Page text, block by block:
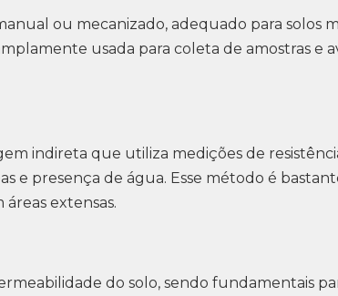
ou mecanizado, adequado para solos
usada para coleta de amostras e
indireta que utiliza medições de
e presença de água. Esse método é
extensas.
do solo, sendo fundamentais